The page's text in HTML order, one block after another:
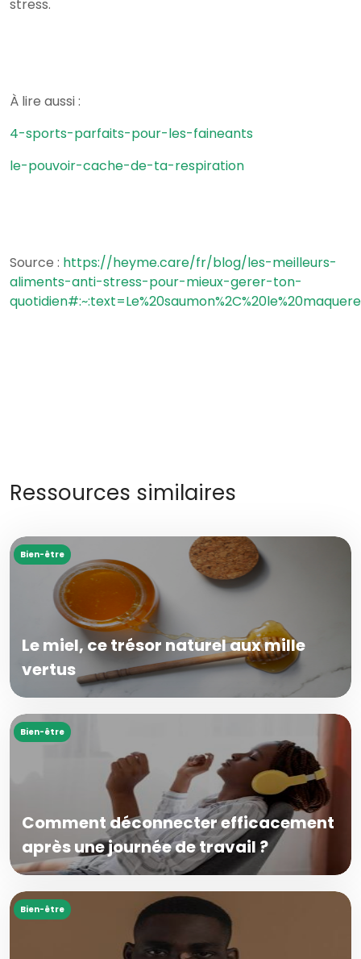
stress.
À lire aussi :
4-sports-parfaits-pour-les-faineants
le-pouvoir-cache-de-ta-respiration
Source : https://heyme.care/fr/blog/les-meilleurs-
aliments-anti-stress-pour-mieux-gerer-ton-
Ressources similaires
Bien-être
Le miel, ce trésor naturel aux mille
vertus
Bien-être
Comment déconnecter efficacement
après une journée de travail ?
Bien-être